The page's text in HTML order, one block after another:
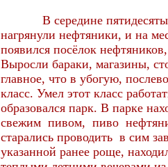
В середине
нагрянули нефтяники, и на
появился посёлок
Выросли бараки, магазины,
главное, что в убогую,
класс. Умел этот класс
образовался парк. В парке
свежим пивом, пиво
старались проводить в сим
указанной ранее роще,